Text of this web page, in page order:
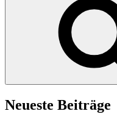
Neueste Beiträge